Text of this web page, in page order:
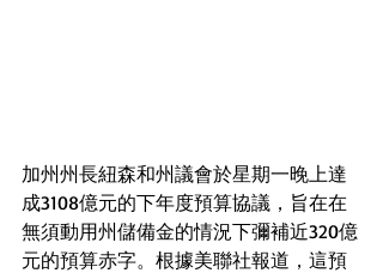
加州州長紐森和州議會於星期一晚上達
成3108億元的下年度預算協議，旨在在
無須動用州儲備金的情況下彌補近320億
元的預算赤字。根據美聯社報道，這預